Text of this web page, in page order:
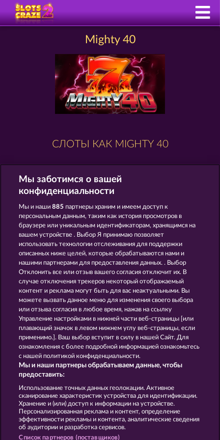
Mighty 40
СЛОТЫ КАК MIGHTY 40
FROOTY TROUPE SUN SPLASH BACK TO THE FRUITS ROAR
FRUITS & WILDS 2 7 SUPERNOVA FRUITS
Правила КОНФИДЕНЦИАЛЬНОСТЬ
О компании Компания
Отправить Запрос об Отказе
Мы заботимся о вашей
конфиденциальности
Мы и наши885 партнеры храним и имеем доступ к
персональным данным, таким как история просмотров в
браузере или уникальным идентификаторам, хранящимся на
вашем устройстве . Выбор Я принимаю позволяет
использовать технологии отслеживания для поддержки
описанных ниже целей, которые обрабатываются нами и
нашими партнерами для предоставления данных. . Выбор
Отклонить все или отзыв вашего согласия отключит их. В
случае отключения трекеров некоторый отображаемый
контент и реклама могут быть для вас неактуальными. Вы
можете вызвать данное меню для изменения своего выбора
или отзыва согласия в любое время, нажав на ссылку
Управление настройками в нижней части веб-страницы [или
плавающий значок в левом нижнем углу веб-страницы, если
применимо.]. Ваш выбор вступит в силу в нашей Сайт. Для
ознакомления с более подробной информацией ознакомьтесь
с нашей политикой конфиденциальности.
Мы и наши партнеры обрабатываем данные, чтобы
предоставить:
Использование точных данных геолокации. Активное
сканирование характеристик устройства для идентификации.
Хранение и (или) доступ к информации на устройстве.
Персонализированная реклама и контент, определение
эффективности рекламы и контента, аналитические сведения
об аудитории и разработка сервисов.
Список партнеров (поставщиков)